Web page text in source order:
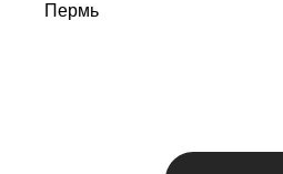
Пермь